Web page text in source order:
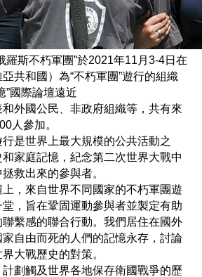
羅斯不朽軍團”於2021年11月3-4日在
共和國）為“不朽軍團”遊行的組織
”國際論壇遠近
外國公民、非政府組織等，共有來
人參加。
是世界上最大規模的公共活動之
家庭記憶，紀念第二次世界大戰中
救出來的參與者。
，來自世界不同國家的不朽軍團遊
，旨在鞏固運動參與者並製定有助
繫感的聯合行動。我們居住在國外
自由而死的人們的記憶永存，討論
大戰歷史的對策。
劃觸及世界各地保存衛國戰爭的歷